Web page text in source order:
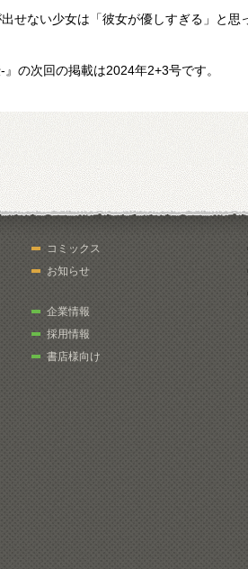
出せない少女は「彼女が優しすぎる」と
の次回の掲載は2024年2+3号です。
コミックス
お知らせ
企業情報
採用情報
書店様向け